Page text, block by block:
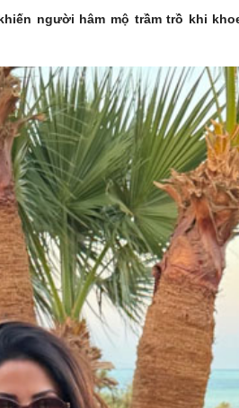
người hâm mộ trầm trồ khi